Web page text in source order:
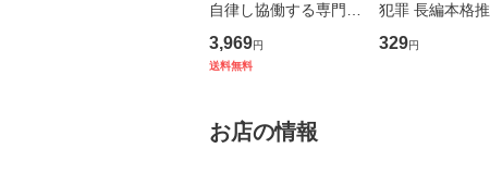
自律し協働する専門職
の看護マネジメントス
キル 改訂第3版 (看護
堂 [単行
3,969円
送料無料
犯罪 長編本格推
説 (光文社文庫)
荘司 / 光文社 [文
329円
お店の情報